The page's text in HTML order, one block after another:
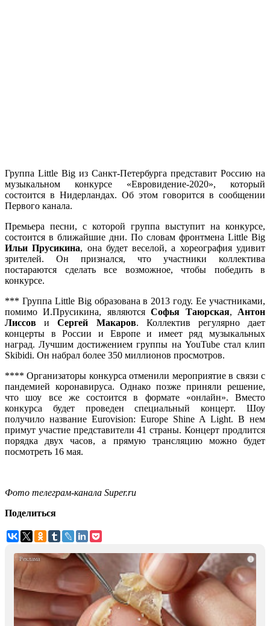
Группа Little Big из Санкт-Петербурга представит Россию на
музыкальном конкурсе «Евровидение-2020», который
состоится в Нидерландах. Об этом говорится в сообщении
Первого канала.
Премьера песни, с которой группа выступит на конкурсе,
состоится в ближайшие дни. По словам фронтмена Little Big
Ильи Прусикина, она будет веселой, а хореография удивит
зрителей. Он признался, что участники коллектива
постараются сделать все возможное, чтобы победить в
конкурсе.
*** Группа Little Big образована в 2013 году. Ее участниками,
помимо И.Прусикина, являютсяСофья Таюрская, Антон
Лиссов иСергей Макаров. Коллектив регулярно дает
концерты в России и Европе и имеет ряд музыкальных
наград. Лучшим достижением группы на YouTube стал клип
Skibidi. Он набрал более 350 миллионов просмотров.
**** Организаторы конкурса отменили мероприятие в связи с
пандемией коронавируса. Однако позже приняли решение,
что шоу все же состоится в формате «онлайн». Вместо
конкурса будет проведен специальный концерт. Шоу
получило название Eurovision: Europe Shine A Light. В нем
примут участие представители 41 страны. Концерт продлится
порядка двух часов, а прямую трансляцию можно будет
посмотреть 16 мая.
Фото телеграм-канала Super.ru
Поделиться
i